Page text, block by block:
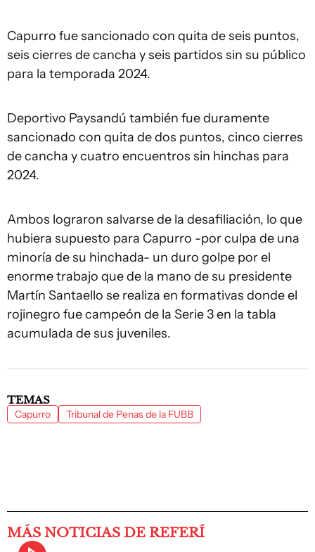
Capurro fue sancionado con quita de seis puntos,
seis cierres de cancha y seis partidos sin su público
para la temporada 2024.
Deportivo Paysandú también fue duramente
sancionado con quita de dos puntos, cinco cierres
de cancha y cuatro encuentros sin hinchas para
2024.
Ambos lograron salvarse de la desafiliación, lo que
hubiera supuesto para Capurro -por culpa de una
minoría de su hinchada- un duro golpe por el
enorme trabajo que de la mano de su presidente
Martín Santaello se realiza en formativas donde el
rojinegro fue campeón de la Serie 3 en la tabla
acumulada de sus juveniles.
TEMAS
Capurro Tribunal de Penas de la FUBB
MÁS NOTICIAS DE REFERÍ